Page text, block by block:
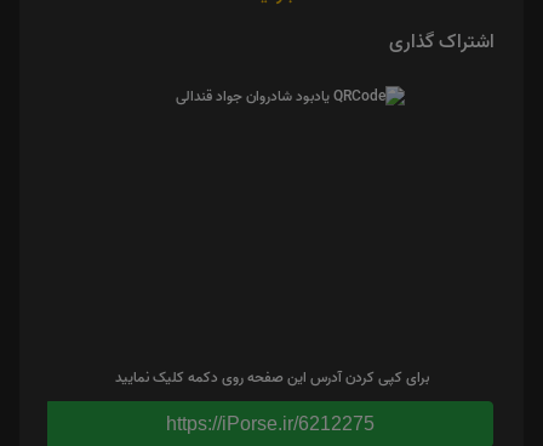
اشتراک گذاری
برای کپی کردن آدرس این صفحه روی دکمه کلیک نمایید
https://iPorse.ir/6212275